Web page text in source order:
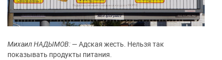
Михаил НАДЫМОВ: — Адская жесть. Нельзя так
показывать продукты питания.